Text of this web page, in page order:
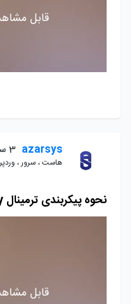
قابل
azarsys 3 سال پیش
هاست ، سرور ،
نحوه پیکربندی ترمینال kitty در اوبونتو
قابل